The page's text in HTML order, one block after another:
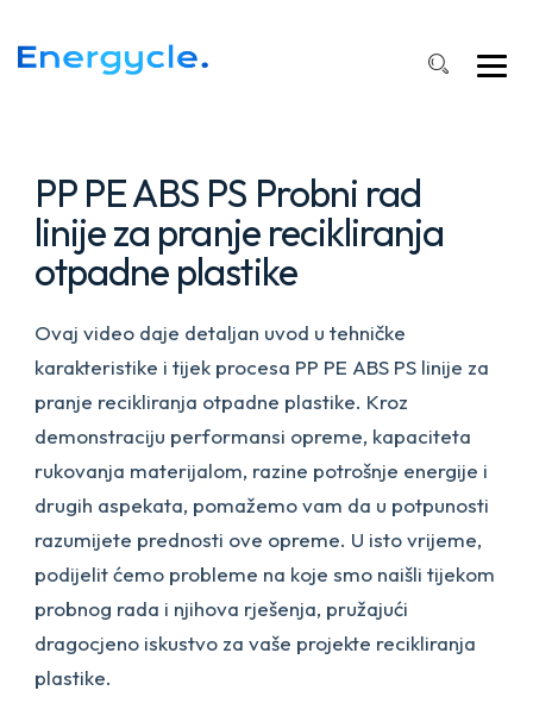
za
drobljenje
PP PE ABS PS Probni rad
linije za pranje recikliranja
otpadne plastike
Ovaj video daje detaljan uvod u tehničke
karakteristike i tijek procesa PP PE ABS PS linije za
pranje recikliranja otpadne plastike. Kroz
demonstraciju performansi opreme, kapaciteta
rukovanja materijalom, razine potrošnje energije i
drugih aspekata, pomažemo vam da u potpunosti
razumijete prednosti ove opreme. U isto vrijeme,
podijelit ćemo probleme na koje smo naišli tijekom
probnog rada i njihova rješenja, pružajući
dragocjeno iskustvo za vaše projekte recikliranja
plastike.